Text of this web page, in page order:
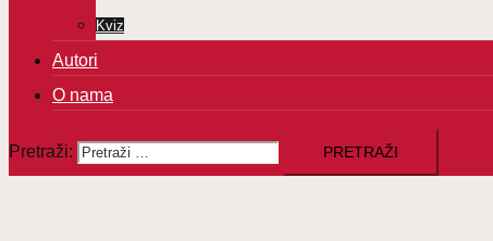
Kviz
Autori
O nama
Pretraži: